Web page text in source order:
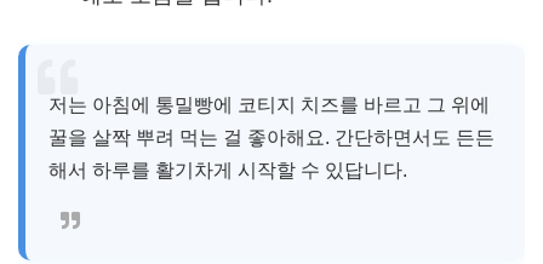
저는 아침에 통밀빵에 코티지 치즈를 바르고 그 위에
꿀을 살짝 뿌려 먹는 걸 좋아해요. 간단하면서도 든든
해서 하루를 활기차게 시작할 수 있답니다.